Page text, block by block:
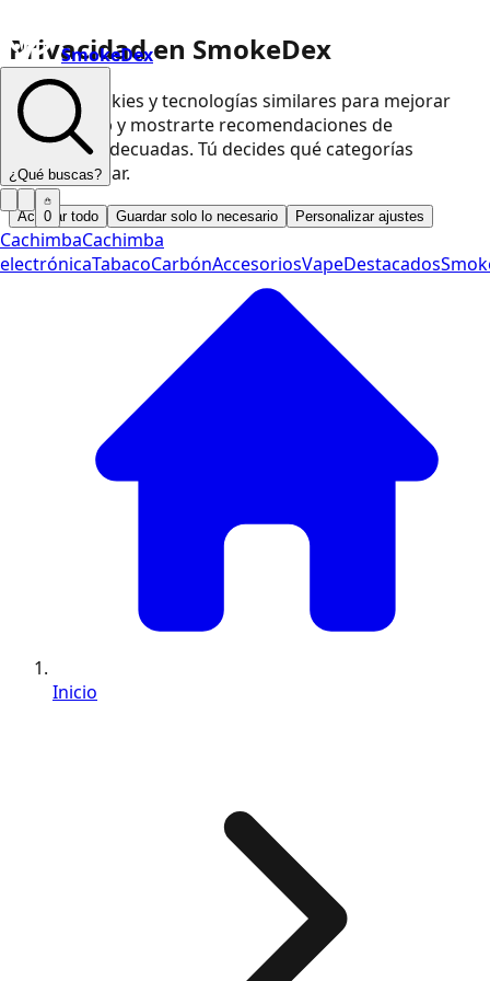
Privacidad en SmokeDex
Usamos cookies y tecnologías similares para mejorar
nuestra web y mostrarte recomendaciones de
productos adecuadas. Tú decides qué categorías
podemos usar.
Aceptar todo Guardar solo lo necesario Personalizar ajustes
SmokeDex
¿Qué buscas?
0
CachimbaCachimba
electrónicaTabacoCarbónAccesoriosVapeDestacados
Inicio